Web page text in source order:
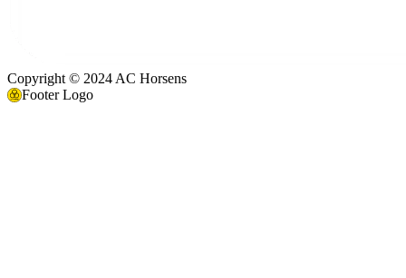
Copyright © 2024 AC Horsens
Footer Logo